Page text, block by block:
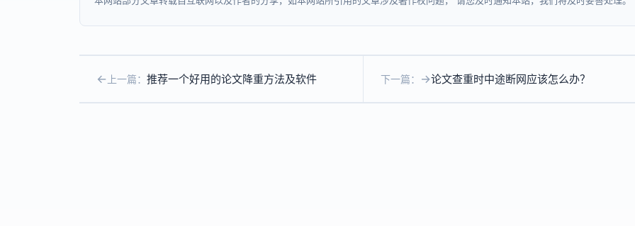
上一篇： 推荐一个好用的论文降重方法及软件 下一篇： 论文查重时中途断网应该怎么办？